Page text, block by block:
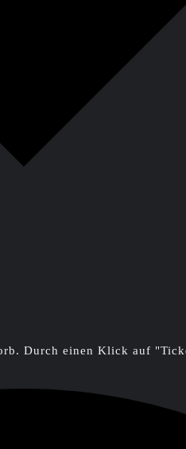
Durch einen Klick auf